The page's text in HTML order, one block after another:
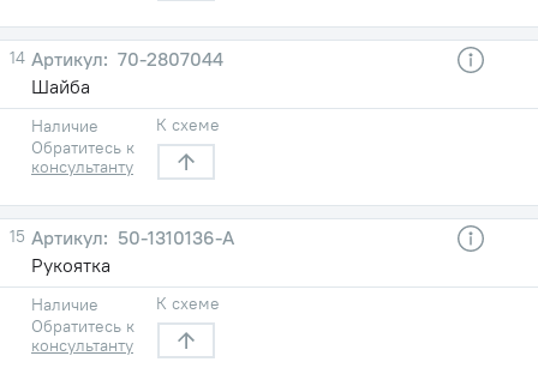
14
70-2807044
Шайба
Наличие
Обратитесь к
консультанту
К схеме
15
50-1310136-А
Рукоятка
Наличие
Обратитесь к
консультанту
К схеме